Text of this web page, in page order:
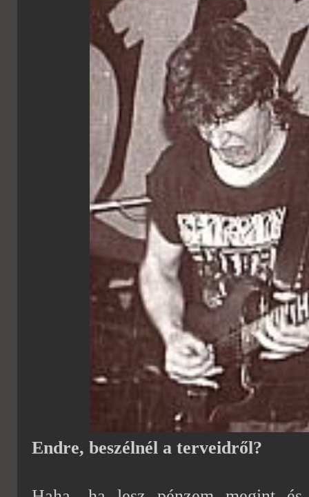
Endre, beszélnél a terveidről?